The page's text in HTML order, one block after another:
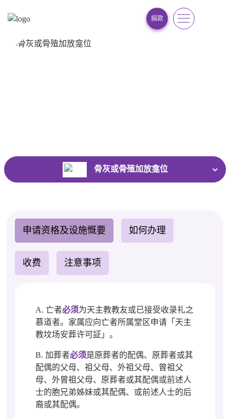
捐款
骨灰或骨殖加放龛位
申请资格及设施慨要 如何办理
收费 注意事项
A. 亡者必须为天主教教友或已接受收录礼之
慕道者。家属应向亡者所属堂区申请「天主
教坟场安葬许可証」。
B. 加葬者必须是原葬者的配偶、原葬者或其
配偶的父母、祖父母、外祖父母、曾祖父
母、外曾祖父母、原葬者或其配偶或前述人
士的胞兄弟姊妹或其配偶、或前述人士的后
裔或其配偶。